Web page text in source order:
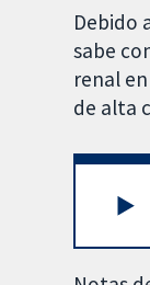
Debido
sabe
renal
de alta